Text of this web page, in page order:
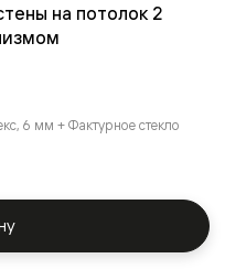
на потолок 2
6 мм + Фактурное стекло